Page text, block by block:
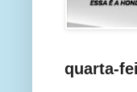
quarta-